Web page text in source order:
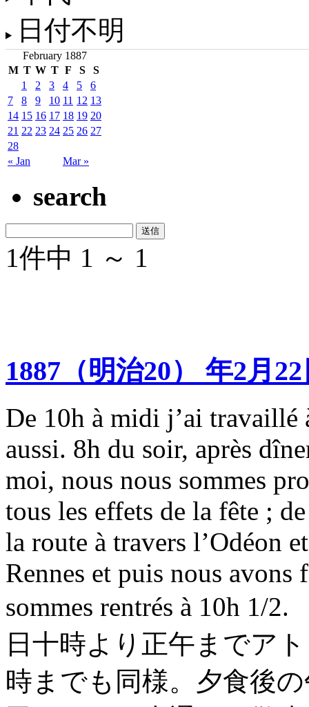
日付不明
February 1887
M T W T F S S
« Jan Mar »
1 2 3 4 5
6
7
8 9 10 11 12 13
14 15 16 17 18 19 20
21 22 23 24 25 26 27
28
search
1件中 1 ～ 1
1887（明治20） 年2月
De 10h à midi j’ai travaillé
aussi. 8h du soir, après
moi, nous nous sommes
tous les effets de la fête ;
la route à travers l’Odéon
Rennes et puis nous avons
sommes rentrés à 10h 1/
日十時より正午までア
時までも同様。夕食後